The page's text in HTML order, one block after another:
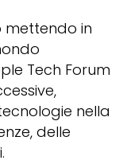
mettendo in
Tech Forum
nella
delle